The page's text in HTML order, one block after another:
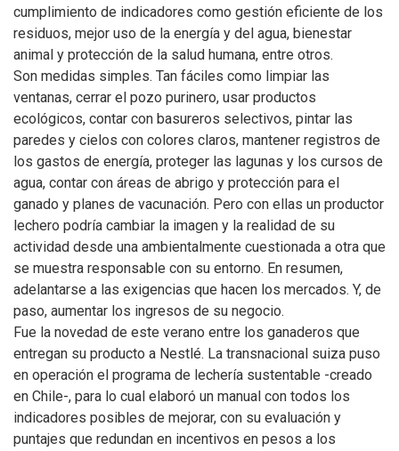
cumplimiento de indicadores como gestión eficiente de los
residuos, mejor uso de la energía y del agua, bienestar
animal y protección de la salud humana, entre otros.
Son medidas simples. Tan fáciles como limpiar las
ventanas, cerrar el pozo purinero, usar productos
ecológicos, contar con basureros selectivos, pintar las
paredes y cielos con colores claros, mantener registros de
los gastos de energía, proteger las lagunas y los cursos de
agua, contar con áreas de abrigo y protección para el
ganado y planes de vacunación. Pero con ellas un productor
lechero podría cambiar la imagen y la realidad de su
actividad desde una ambientalmente cuestionada a otra que
se muestra responsable con su entorno. En resumen,
adelantarse a las exigencias que hacen los mercados. Y, de
paso, aumentar los ingresos de su negocio.
Fue la novedad de este verano entre los ganaderos que
entregan su producto a Nestlé. La transnacional suiza puso
en operación el programa de lechería sustentable -creado
en Chile-, para lo cual elaboró un manual con todos los
indicadores posibles de mejorar, con su evaluación y
puntajes que redundan en incentivos en pesos a los